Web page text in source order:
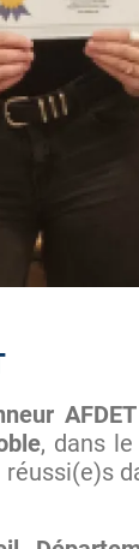
AFDET
, dans